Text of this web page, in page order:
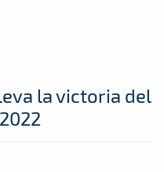
la victoria del